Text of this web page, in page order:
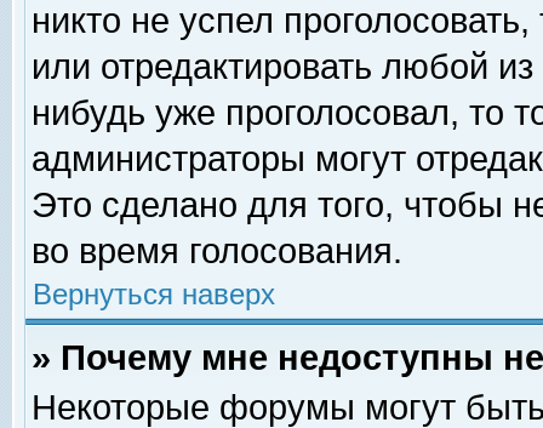
никто не успел
или отредактировать любой
нибудь уже проголосовал, то
администраторы могут
Это сделано для того, чтобы
во время голосования.
Вернуться наверх
» Почему мне недоступны
Некоторые форумы могут